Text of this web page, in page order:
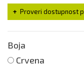
Proveri dostupnost
Boja
Crvena